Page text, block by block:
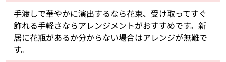
手渡しで華やかに演出するなら花束、受け取ってすぐ
飾れる手軽さならアレンジメントがおすすめです。新
居に花瓶があるか分からない場合はアレンジが無難で
す。